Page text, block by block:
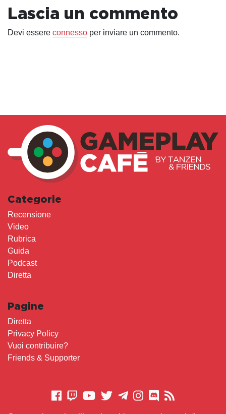
Lascia un commento
Devi essere connesso per inviare un commento.
Categorie
Recensione
Video
Rubrica
Guida
Podcast
Diretta
Pagine
Diretta
Privacy Policy
Vuoi contribuire?
Friends & Supporter